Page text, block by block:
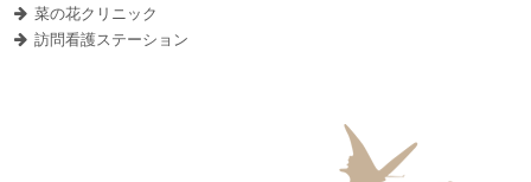
菜の花クリニック
訪問看護ステーション